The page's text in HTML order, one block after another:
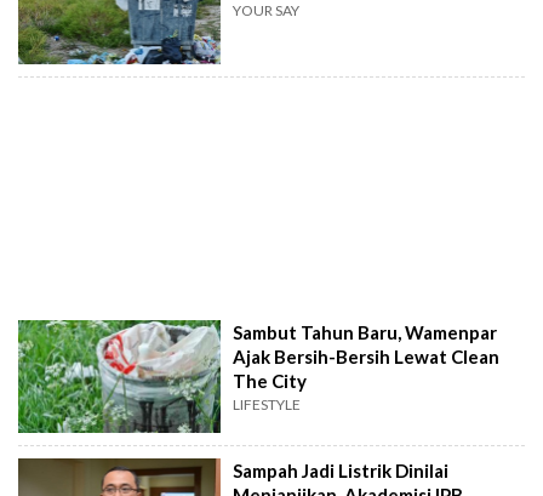
YOUR SAY
Sambut Tahun Baru, Wamenpar
Ajak Bersih-Bersih Lewat Clean
The City
LIFESTYLE
Sampah Jadi Listrik Dinilai